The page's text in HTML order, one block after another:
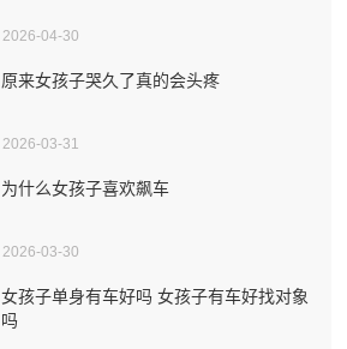
2026-04-30
原来女孩子哭久了真的会头疼
2026-03-31
为什么女孩子喜欢飙车
2026-03-30
女孩子单身有车好吗 女孩子有车好找对象
吗